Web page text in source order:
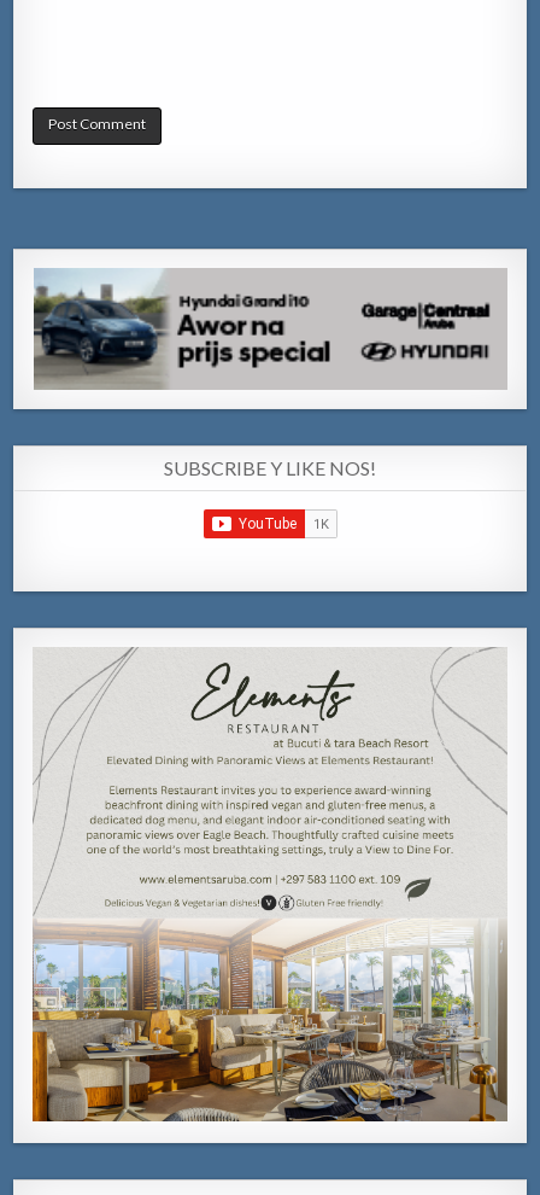
SUBSCRIBE Y LIKE NOS!